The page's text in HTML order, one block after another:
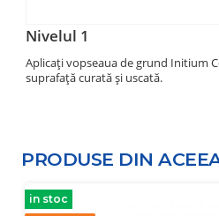
Nivelul 1
Aplicați vopseaua de grund Initium
suprafață curată și uscată.
PRODUSE DIN
in stoc